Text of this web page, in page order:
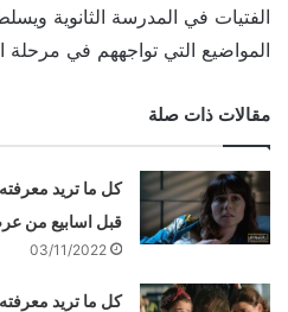
الفتيات في المدرسة الثانوية
المواضيع التي تواجههم في مرحلة
مقالات ذات صلة
قبل اسابيع من
03/11/2022